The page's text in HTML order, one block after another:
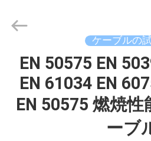
プ
Dongguan
Zhongli
Reserved.
ケーブルの
EN 50575 EN
EN 61034 EN
EN 50575 燃焼
ーブ